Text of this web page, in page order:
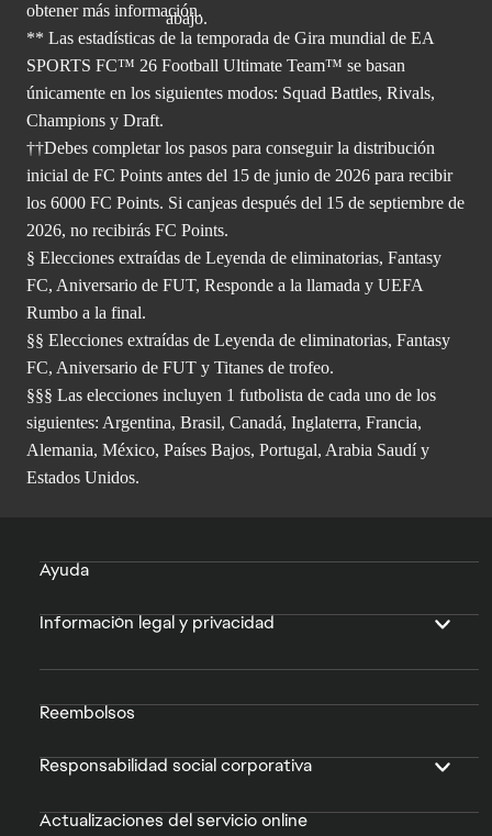
obtenermás información.
** Las estadísticas de la temporada de Gira mundial de EA
SPORTS FC™ 26 Football Ultimate Team™ se basan
únicamente en los siguientes modos: Squad Battles, Rivals,
Champions y Draft.
††Debes completar los pasos para conseguir la distribución
inicial de FC Points antes del 15 de junio de 2026 para recibir
los 6000 FC Points. Si canjeas después del 15 de septiembre de
2026, no recibirás FC Points.
§ Elecciones extraídas de Leyenda de eliminatorias, Fantasy
FC, Aniversario de FUT, Responde a la llamada y UEFA
Rumbo a la final.
§§ Elecciones extraídas de Leyenda de eliminatorias, Fantasy
FC, Aniversario de FUT y Titanes de trofeo.
§§§ Las elecciones incluyen 1 futbolista de cada uno de los
siguientes: Argentina, Brasil, Canadá, Inglaterra, Francia,
Alemania, México, Países Bajos, Portugal, Arabia Saudí y
Estados Unidos.
Ayuda
Información legal y privacidad
Reembolsos
Responsabilidad social corporativa
Actualizaciones del servicio online